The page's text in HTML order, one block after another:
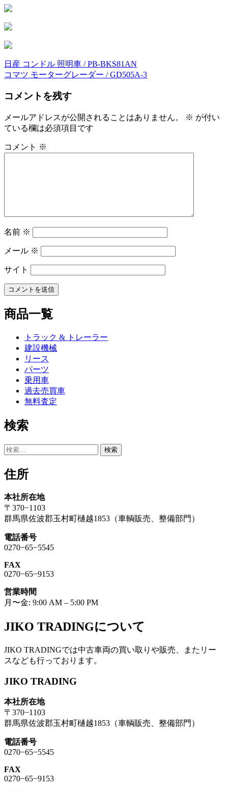
投
稿
ナ
ビ
ゲ
ー
日産 コンドル 照明車 / PB-BKS81AN
コマツ モーターグレーダー / GD505A-3
コメントを残す
メールアドレスが公開されることはありません。 ※ が付い
ている欄は必須項目です
コメント ※
名前 ※
メール ※
サイト
商品一覧
トラック & トレーラー
建設機械
リース
パーツ
乗用車
過去売買車
無料査定
検索
検
住所
本社所在地
〒370−1103
群馬県佐波郡玉村町樋越1853（車輌販売、整備部門）
電話番号
0270−65−5545
FAX
0270−65−9153
営業時間
月〜金: 9:00 AM – 5:00 PM
JIKO TRADINGについて
JIKO TRADINGでは中古車両の買い取りや販売、またリー
スなども行っております。
JIKO TRADING
本社所在地
〒370−1103
群馬県佐波郡玉村町樋越1853（車輌販売、整備部門）
電話番号
0270−65−5545
FAX
0270−65−9153